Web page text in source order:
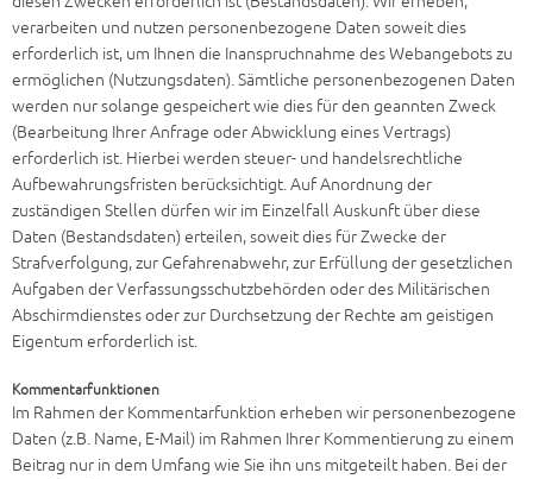
verarbeiten und nutzen personenbezogene Daten soweit dies
erforderlich ist, um Ihnen die Inanspruchnahme des Webangebots zu
ermöglichen (Nutzungsdaten). Sämtliche personenbezogenen Daten
werden nur solange gespeichert wie dies für den geannten Zweck
(Bearbeitung Ihrer Anfrage oder Abwicklung eines Vertrags)
erforderlich ist. Hierbei werden steuer- und handelsrechtliche
Aufbewahrungsfristen berücksichtigt. Auf Anordnung der
zuständigen Stellen dürfen wir im Einzelfall Auskunft über diese
Daten (Bestandsdaten) erteilen, soweit dies für Zwecke der
Strafverfolgung, zur Gefahrenabwehr, zur Erfüllung der gesetzlichen
Aufgaben der Verfassungsschutzbehörden oder des Militärischen
Abschirmdienstes oder zur Durchsetzung der Rechte am geistigen
Eigentum erforderlich ist.
Kommentarfunktionen
Im Rahmen der Kommentarfunktion erheben wir personenbezogene
Daten (z.B. Name, E-Mail) im Rahmen Ihrer Kommentierung zu einem
Beitrag nur in dem Umfang wie Sie ihn uns mitgeteilt haben. Bei der